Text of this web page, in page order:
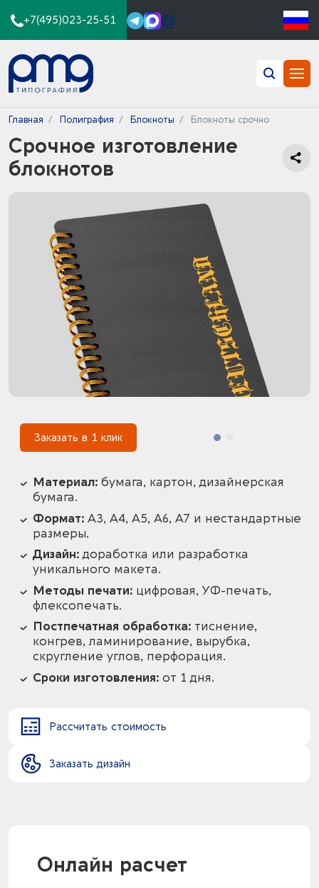
+7(495)023-25-51 @
Главная Полиграфия Блокноты Блокноты срочно
Срочное изготовление
блокнотов
Заказать в 1 клик
Материал: бумага, картон, дизайнерская
бумага.
Формат: А3, А4, А5, А6, А7 и нестандартные
размеры.
Дизайн: доработка или разработка
уникального макета.
Методы печати: цифровая, УФ-печать,
флексопечать.
Постпечатная обработка: тиснение,
конгрев, ламинирование, вырубка,
скругление углов, перфорация.
Сроки изготовления: от 1 дня.
Рассчитать стоимость
Заказать дизайн
Онлайн расчет